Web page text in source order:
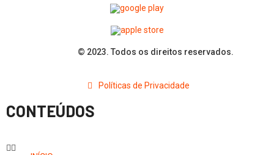
© 2023. Todos os direitos reservados.
Políticas de Privacidade
CONTEÚDOS